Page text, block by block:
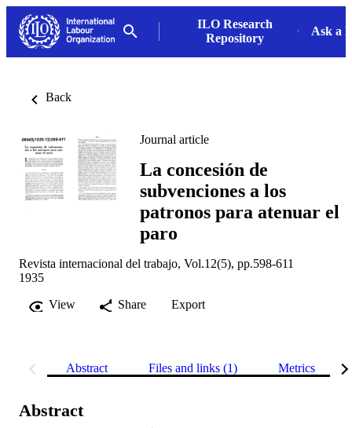
ILO Research
Repository
Ask a
Back
Journal article
La concesión de
subvenciones a los
patronos para atenuar el
paro
Revista internacional del trabajo, Vol.12(5), pp.598-611
1935
View
Share Export
Abstract Files and links (1) Metrics
Abstract